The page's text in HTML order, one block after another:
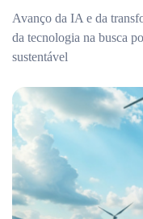
Avanço da IA e da
da tecnologia na busca
sustentável